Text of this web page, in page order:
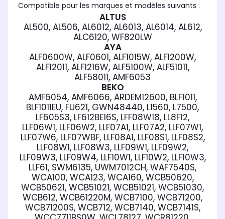
Compatible pour les marques et modèles suivants :
ALTUS
AL500, AL506, AL6012, AL6013, AL6014, AL612,
ALC6120, WF820LW
AYA
ALF0600W, ALF0601, ALF1015W, ALF1200W,
ALF12011, ALF1216W, ALF5100W, ALF51011,
ALF58011, AMF6053
BEKO
AMF6054, AMF6066, ARDEM12600, BLF1011,
BLF1011EU, FU621, GWN48440, L1560, L7500,
LF605S3, LF612BE16S, LFF08W18, LL8F12,
LLF06W1, LLF06W2, LLF07A1, LLF07A2, LLF07W1,
LLF07W6, LLF07WBF, LLF08A1, LLF08S1, LLF08S2,
LLF08W1, LLF08W3, LLF09W1, LLF09W2,
LLF09W3, LLF09W4, LLF10W1, LLF10W2, LLF10W3,
LLF61, SWM6135, UWM7012CH, WAF7540S,
WCA100, WCA123, WCA160, WCB50620,
WCB50621, WCB51021, WCB51021, WCB51030,
WCB612, WCB61220M, WCB7100, WCB71200,
WCB71200S, WCB712, WCB7140, WCB7141S,